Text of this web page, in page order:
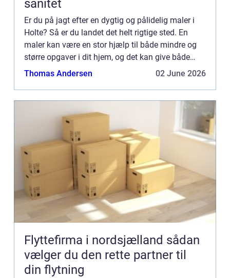
sanitet
Er du på jagt efter en dygtig og pålidelig maler i
Holte? Så er du landet det helt rigtige sted. En
maler kan være en stor hjælp til både mindre og
større opgaver i dit hjem, og det kan give både
trygh...
Thomas Andersen 02 June 2026
Flyttefirma i nordsjælland sådan
vælger du den rette partner til
din flytning